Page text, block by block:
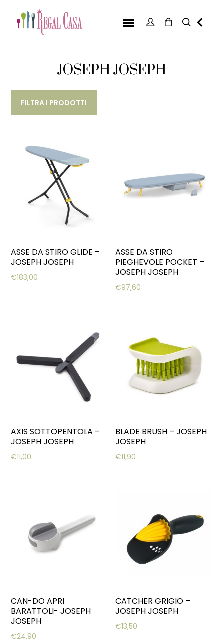
JOSEPH JOSEPH
FILTRA I PRODOTTI
ASSE DA STIRO GLIDE –
JOSEPH JOSEPH
€183,00
ASSE DA STIRO
PIEGHEVOLE POCKET –
JOSEPH JOSEPH
€97,60
AXIS SOTTOPENTOLA –
JOSEPH JOSEPH
€11,00
BLADE BRUSH – JOSEPH
JOSEPH
€11,90
CAN-DO APRI
BARATTOLI- JOSEPH
JOSEPH
€24,90
CATCHER GRIGIO –
JOSEPH JOSEPH
€13,50